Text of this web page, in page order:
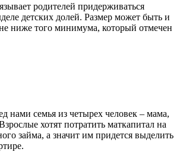
родителей придерживаться
детских долей. Размер может быть и
ниже того минимума, который отмечен
нами семья из четырех человек – мама,
хотят потратить маткапитал на
займа, а значит им придется выделить